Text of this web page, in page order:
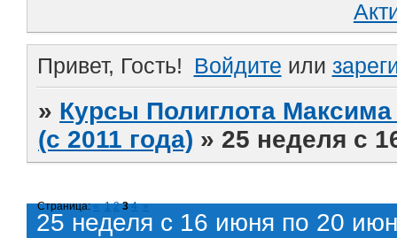
Привет, Гость! Войдите или
» Курсы Полиглота
(с 2011 года) » 25 неделя с
25 неделя с 16 июня по 20
Страница:« 1 2 3 4 »